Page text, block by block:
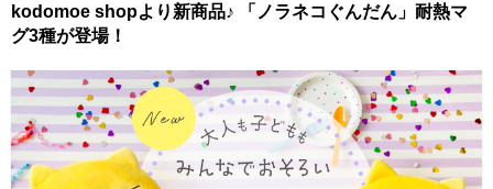
kodomoe shopより新商品♪ 「ノラネコぐんだん」耐熱マ
グ3種が登場！